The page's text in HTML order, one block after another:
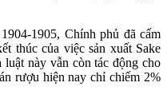
1905, Chính phủ đã cấm
thúc của việc sản xuất Sake
này vẫn còn tác động cho
rượu hiện nay chỉ chiếm 2%